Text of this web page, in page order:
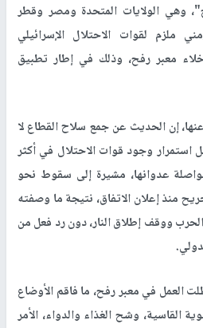
وهي الولايات المتحدة ومصر وقطر
ملزم لقوات الاحتلال الإسرائيلي
معبر رفح، وذلك في إطار تطبيق
إن الحديث عن جمع سلاح القطاع لا
وجود قوات الاحتلال في أكثر
عدوانها، مشيرة إلى سقوط نحو
شهيداً وأكثر من 1200 جريح منذ إعلان الاتفاق، نتيجة ما وصفته
الحرب ووقف إطلاق النار، دون رد فعل من
العمل في معبر رفح، ما فاقم الأوضاع
القاسية، وشح الغذاء والدواء، الأمر